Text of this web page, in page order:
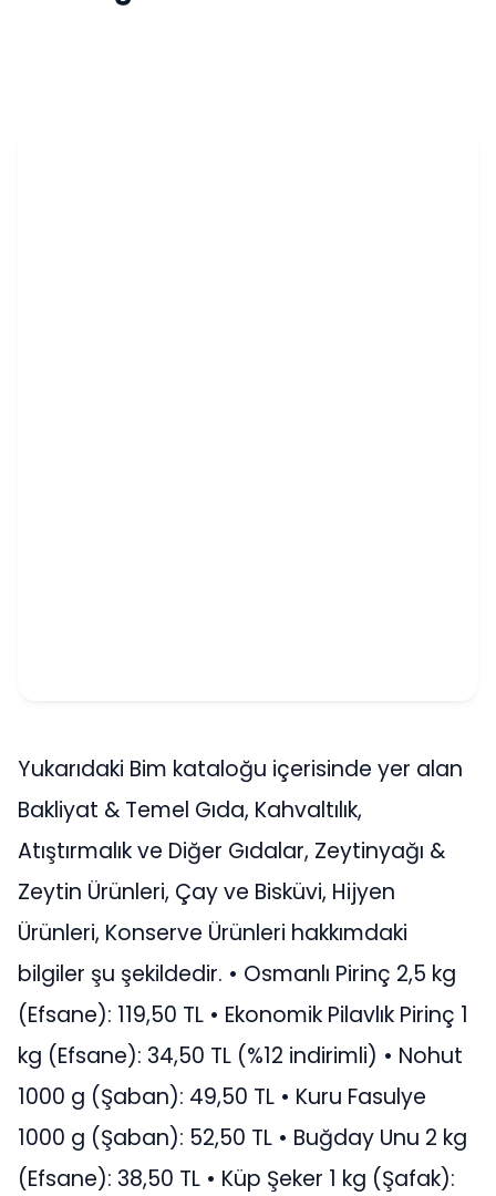
Yukarıdaki Bim kataloğu içerisinde yer alan
Bakliyat & Temel Gıda, Kahvaltılık,
Atıştırmalık ve Diğer Gıdalar, Zeytinyağı &
Zeytin Ürünleri, Çay ve Bisküvi, Hijyen
Ürünleri, Konserve Ürünleri hakkımdaki
bilgiler şu şekildedir. • Osmanlı Pirinç 2,5 kg
(Efsane): 119,50 TL • Ekonomik Pilavlık Pirinç 1
kg (Efsane): 34,50 TL (%12 indirimli) • Nohut
1000 g (Şaban): 49,50 TL • Kuru Fasulye
1000 g (Şaban): 52,50 TL • Buğday Unu 2 kg
(Efsane): 38,50 TL • Küp Şeker 1 kg (Şafak):